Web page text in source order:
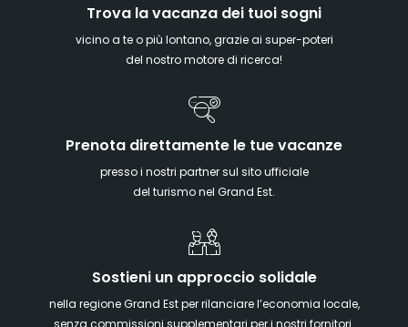
Trova la vacanza dei tuoi sogni
vicino a te o più lontano, grazie ai super-poteri
del nostro motore di ricerca!
Prenota direttamente le tue vacanze
presso i nostri partner sul sito ufficiale
del turismo nel Grand Est.
Sostieni un approccio solidale
nella regione Grand Est per rilanciare l’economia locale,